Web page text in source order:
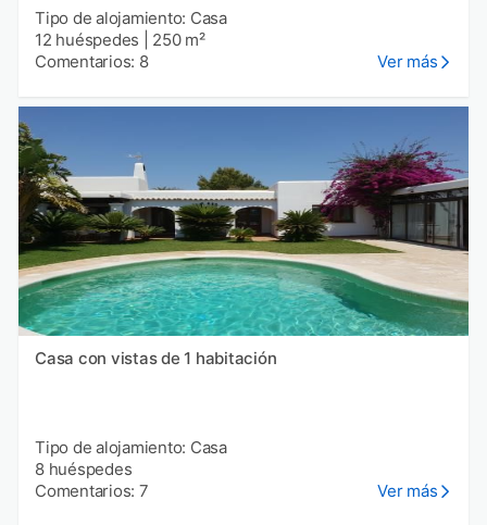
Tipo de alojamiento: Casa
12 huéspedes
250 m²
Comentarios: 8
Ver más
Casa con vistas de 1 habitación
Tipo de alojamiento: Casa
8 huéspedes
Comentarios: 7
Ver más